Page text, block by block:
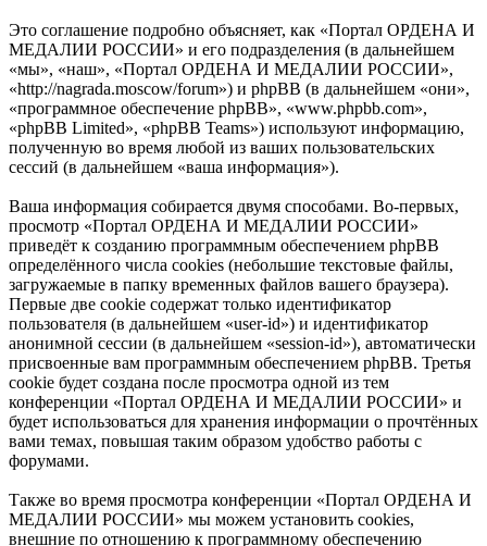
Это соглашение подробно объясняет, как «Портал ОРДЕНА И
МЕДАЛИИ РОССИИ» и его подразделения (в дальнейшем
«мы», «наш», «Портал ОРДЕНА И МЕДАЛИИ РОССИИ»,
«http://nagrada.moscow/forum») и phpBB (в дальнейшем «они»,
«программное обеспечение phpBB», «www.phpbb.com»,
«phpBB Limited», «phpBB Teams») используют информацию,
полученную во время любой из ваших пользовательских
сессий (в дальнейшем «ваша информация»).
Ваша информация собирается двумя способами. Во-первых,
просмотр «Портал ОРДЕНА И МЕДАЛИИ РОССИИ»
приведёт к созданию программным обеспечением phpBB
определённого числа cookies (небольшие текстовые файлы,
загружаемые в папку временных файлов вашего браузера).
Первые две cookie содержат только идентификатор
пользователя (в дальнейшем «user-id») и идентификатор
анонимной сессии (в дальнейшем «session-id»), автоматически
присвоенные вам программным обеспечением phpBB. Третья
cookie будет создана после просмотра одной из тем
конференции «Портал ОРДЕНА И МЕДАЛИИ РОССИИ» и
будет использоваться для хранения информации о прочтённых
вами темах, повышая таким образом удобство работы с
форумами.
Также во время просмотра конференции «Портал ОРДЕНА И
МЕДАЛИИ РОССИИ» мы можем установить cookies,
внешние по отношению к программному обеспечению